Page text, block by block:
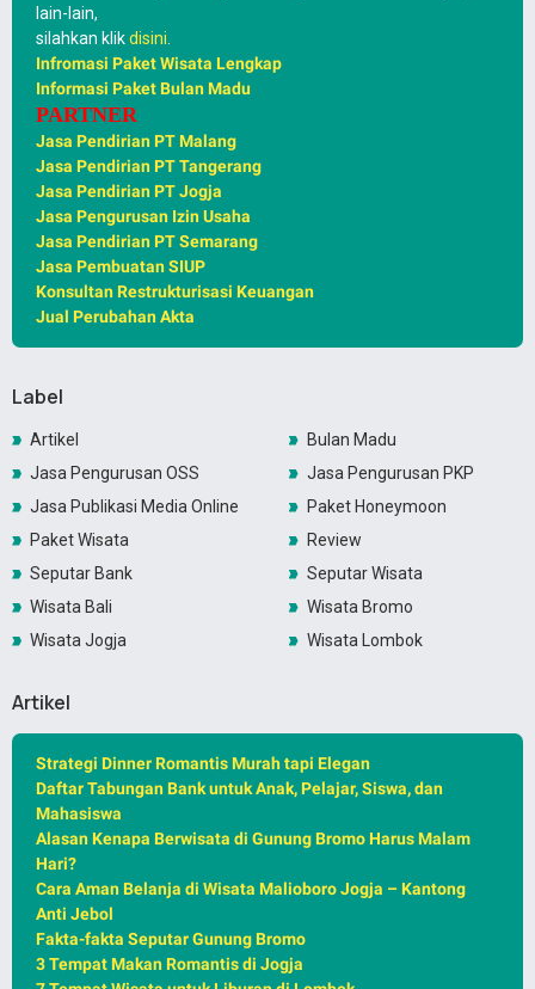
lain-lain,
silahkan klikdisini
Infromasi Paket Wisata Lengkap
Informasi Paket Bulan Madu
PARTNER
Jasa Pendirian PT Malang
Jasa Pendirian PT Tangerang
Jasa Pendirian PT Jogja
Jasa Pengurusan Izin Usaha
Jasa Pendirian PT Semarang
Jasa Pembuatan SIUP
Konsultan Restrukturisasi Keuangan
Jual Perubahan Akta
Label
Artikel
Bulan Madu
Jasa Pengurusan OSS
Jasa Pengurusan PKP
Jasa Publikasi Media Online
Paket Honeymoon
Paket Wisata
Review
Seputar Bank
Seputar Wisata
Wisata Bali
Wisata Bromo
Wisata Jogja
Wisata Lombok
Artikel
Strategi Dinner Romantis Murah tapi Elegan
Daftar Tabungan Bank untuk Anak, Pelajar, Siswa, dan
Mahasiswa
Alasan Kenapa Berwisata di Gunung Bromo Harus Malam
Hari?
Cara Aman Belanja di Wisata Malioboro Jogja – Kantong
Anti Jebol
Fakta-fakta Seputar Gunung Bromo
3 Tempat Makan Romantis di Jogja